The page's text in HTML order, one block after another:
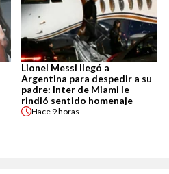
Lionel Messi llegó a
Argentina para despedir a su
padre: Inter de Miami le
rindió sentido homenaje
Hace 9 horas